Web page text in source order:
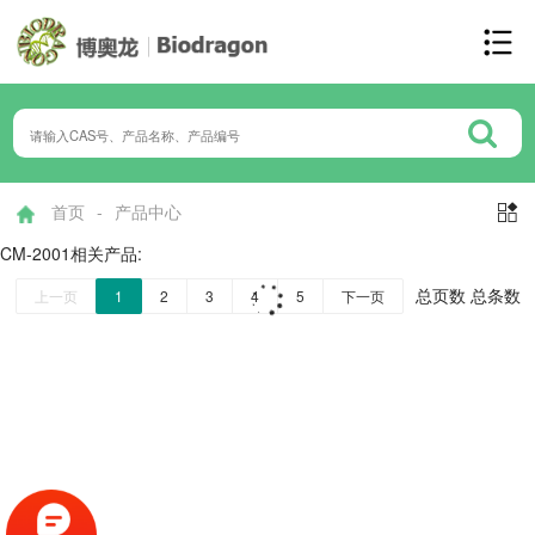
首页 - 产品中心 
CM-2001相关产品:
上一页 1 2 3 4 5 下一页 总页数 总条数